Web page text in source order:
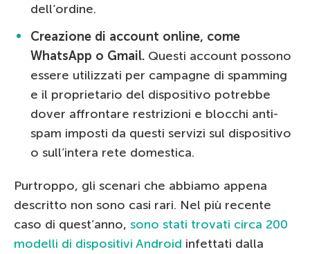
dell’ordine.
Creazione di account online, come
WhatsApp o Gmail. Questi account possono
essere utilizzati per campagne di spamming
e il proprietario del dispositivo potrebbe
dover affrontare restrizioni e blocchi anti-
spam imposti da questi servizi sul dispositivo
o sull’intera rete domestica.
Purtroppo, gli scenari che abbiamo appena
descritto non sono casi rari. Nel più recente
caso di quest’anno, sono stati trovati circa 200
modelli di dispositivi Android infettati dalla